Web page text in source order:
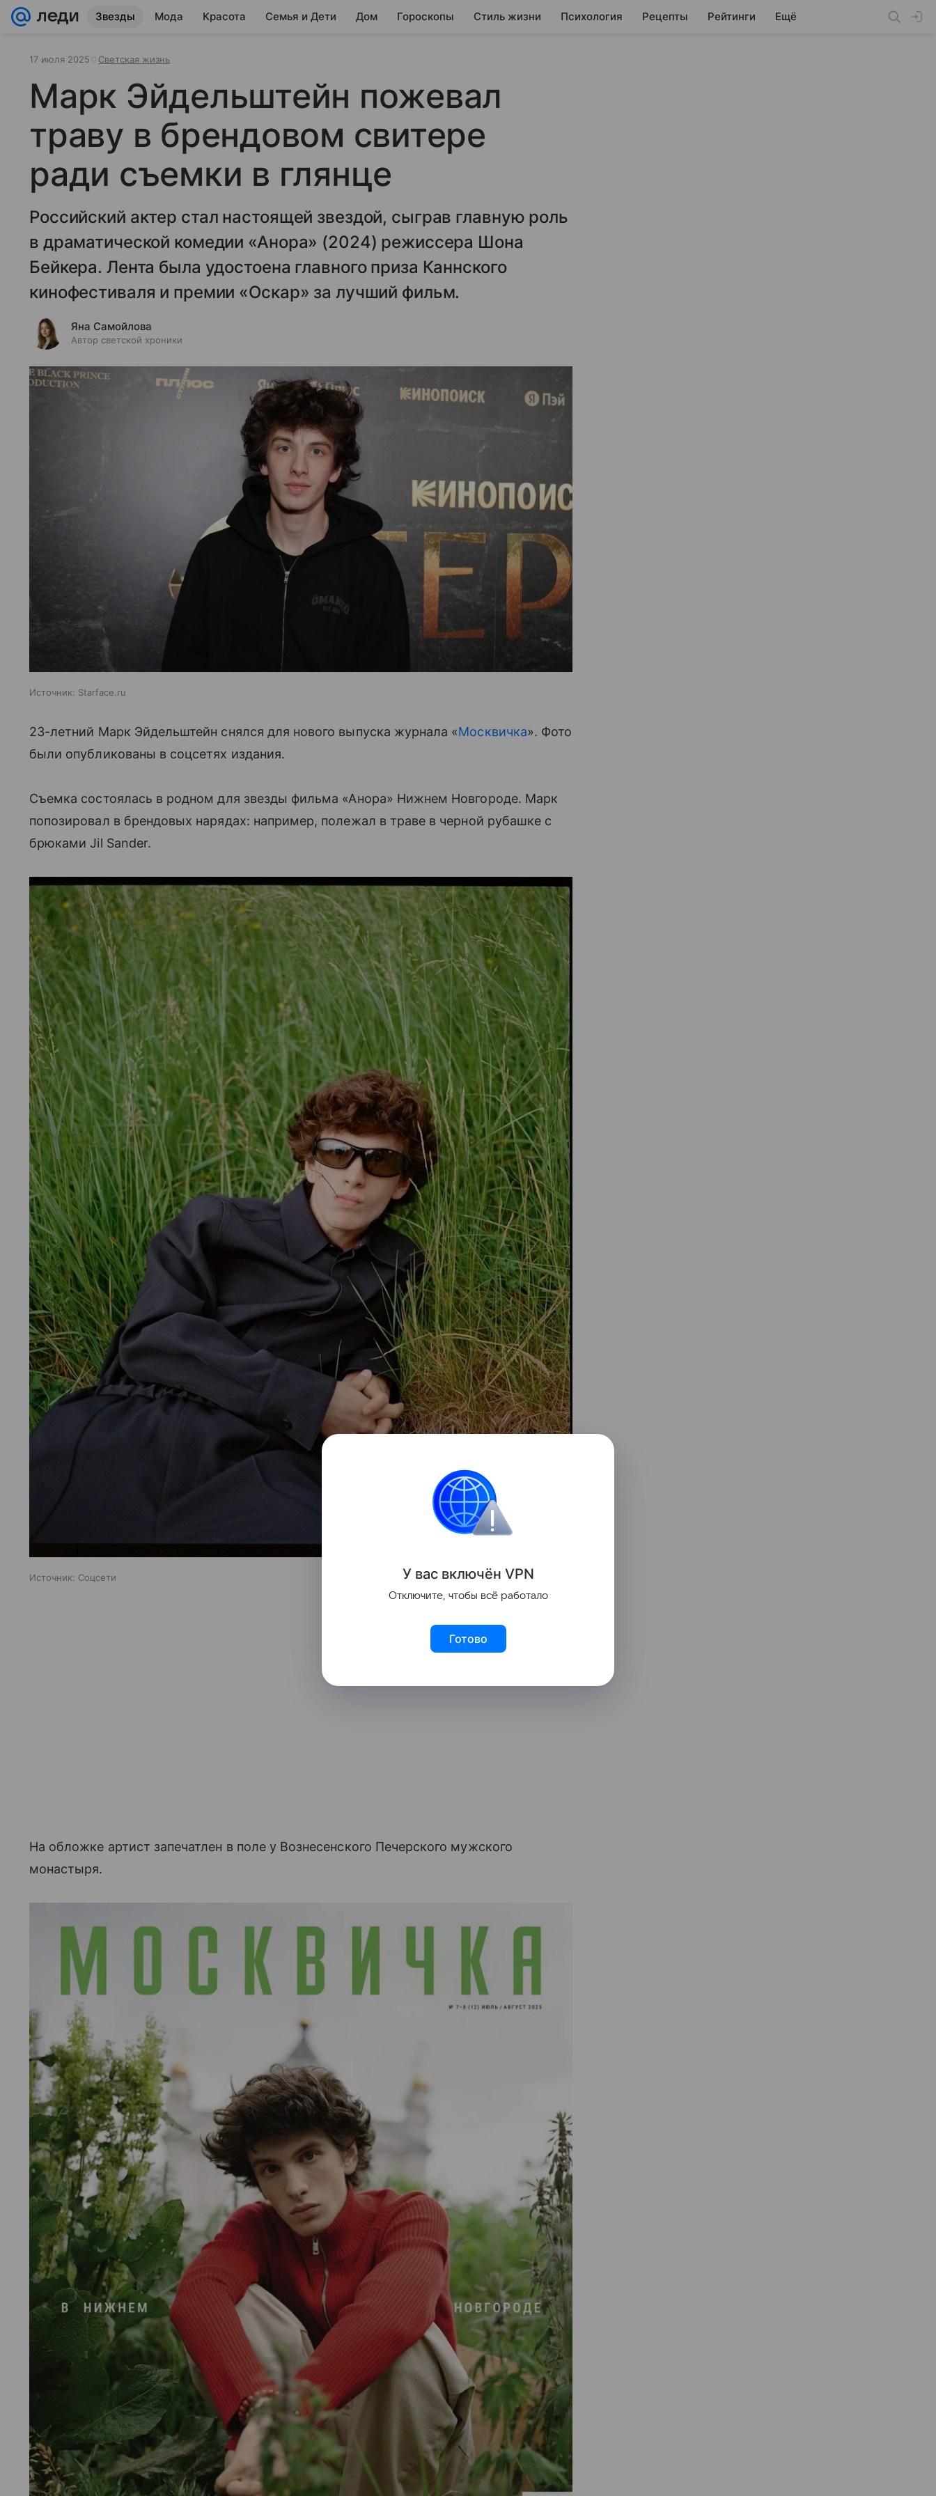
Звезды Мода Красота Семья и Дети Дом Гороскопы Стиль жизни Психология Рецепты Рейтинги Ещё
17 июля 2025 Светская жизнь
Марк Эйдельштейн пожевал
траву в брендовом свитере
ради съемки в глянце
Российский актер стал настоящей звездой, сыграв главную роль
в драматической комедии «Анора» (2024) режиссера Шона
Бейкера. Лента была удостоена главного приза Каннского
кинофестиваля и премии «Оскар» за лучший фильм.
Яна Самойлова
Автор светской хроники
Источник: Starface.ru
23-летний Марк Эйдельштейн снялся для нового выпуска журнала «Москвичка». Фото
были опубликованы в соцсетях издания.
Съемка состоялась в родном для звезды фильма «Анора» Нижнем Новгороде. Марк
попозировал в брендовых нарядах: например, полежал в траве в черной рубашке с
брюками Jil Sander.
Источник: Соцсети
На обложке артист запечатлен в поле у Вознесенского Печерского мужского
монастыря.
У вас включён VPN
Отключите, чтобы всё работало
Готово